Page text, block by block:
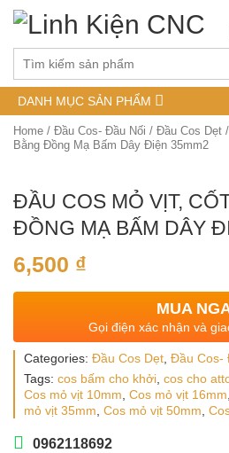
DANH MỤC SẢN PHẨM
Home / Đầu Cos- Đầu Nối / Đầu Cos Dẹt
Bằng Đồng Mạ Bấm Dây Điện 35mm2
ĐẦU COS MỎ VỊT,
ĐỒNG MẠ BẤM DÂY
6,500 ₫
MUA
Gọi điện xác nhận và
Categories: Đầu Cos Dẹt, Đầu Cos-
Tags: cos bấm cho khởi, cos cho
Cos mỏ vịt 10mm, Cos mỏ vịt 16mm,
mỏ vịt 35mm, Cos mỏ vịt 50mm,
0962118692